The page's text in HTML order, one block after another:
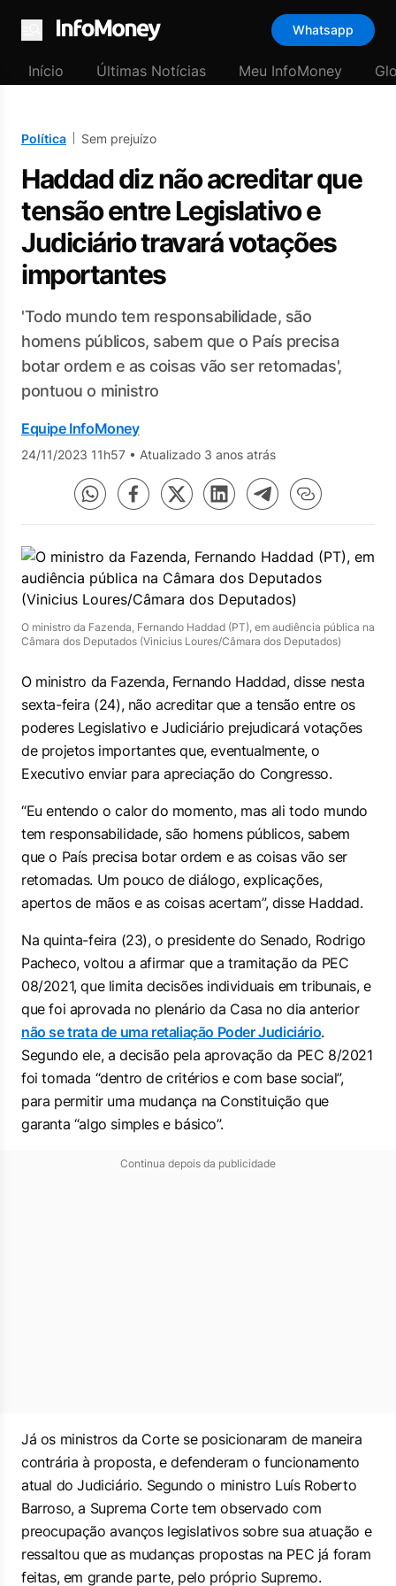
Menu
Whatsapp
Início Últimas Notícias Meu InfoMoney
Política Sem prejuízo
Haddad diz não acreditar que
tensão entre Legislativo e
Judiciário travará votações
importantes
'Todo mundo tem responsabilidade, são
homens públicos, sabem que o País precisa
botar ordem e as coisas vão ser retomadas',
pontuou o ministro
Equipe InfoMoney
24/11/2023 11h57 • Atualizado 3 anos atrás
O ministro da Fazenda, Fernando Haddad (PT), em audiência pública na
Câmara dos Deputados (Vinicius Loures/Câmara dos Deputados)
O ministro da Fazenda, Fernando Haddad, disse nesta
sexta-feira (24), não acreditar que a tensão entre os
poderes Legislativo e Judiciário prejudicará votações
de projetos importantes que, eventualmente, o
Executivo enviar para apreciação do Congresso.
“Eu entendo o calor do momento, mas ali todo mundo
tem responsabilidade, são homens públicos, sabem
que o País precisa botar ordem e as coisas vão ser
retomadas. Um pouco de diálogo, explicações,
apertos de mãos e as coisas acertam”, disse Haddad.
Na quinta-feira (23), o presidente do Senado, Rodrigo
Pacheco, voltou a afirmar que a tramitação da PEC
08/2021, que limita decisões individuais em tribunais, e
que foi aprovada no plenário da Casa no dia anterior
não se trata de uma retaliação Poder Judiciário.
Segundo ele, a decisão pela aprovação da PEC 8/2021
foi tomada “dentro de critérios e com base social”,
para permitir uma mudança na Constituição que
garanta “algo simples e básico”.
Continua depois da publicidade
Já os ministros da Corte se posicionaram de maneira
contrária à proposta, e defenderam o funcionamento
atual do Judiciário. Segundo o ministro Luís Roberto
Barroso, a Suprema Corte tem observado com
preocupação avanços legislativos sobre sua atuação e
ressaltou que as mudanças propostas na PEC já foram
feitas, em grande parte, pelo próprio Supremo.